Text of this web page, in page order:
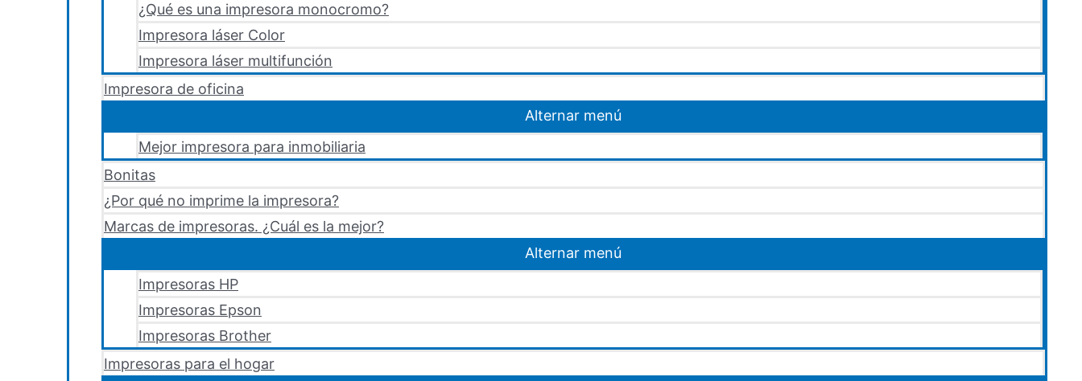
¿Qué es una impresora monocromo?
Impresora láser Color
Impresora láser multifunción
Impresora de oficina
Alternar menú
Mejor impresora para inmobiliaria
Bonitas
¿Por qué no imprime la impresora?
Marcas de impresoras. ¿Cuál es la mejor?
Alternar menú
Impresoras HP
Impresoras Epson
Impresoras Brother
Impresoras para el hogar